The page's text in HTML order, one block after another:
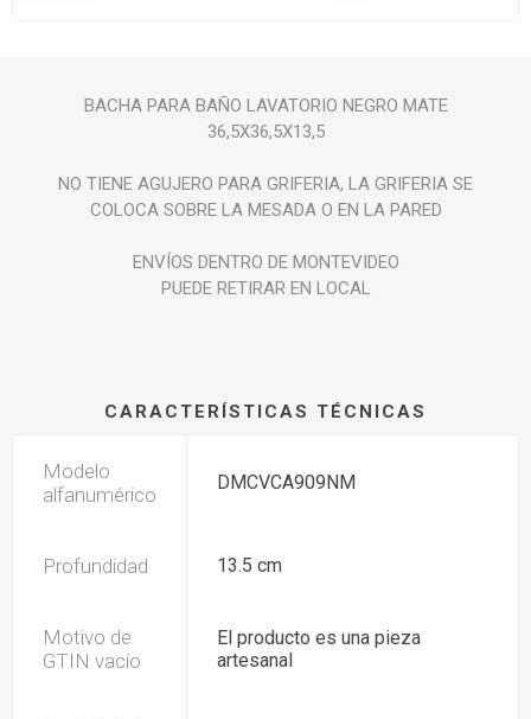
BACHA PARA BAÑO LAVATORIO NEGRO MATE
36,5X36,5X13,5
NO TIENE AGUJERO PARA GRIFERIA, LA GRIFERIA SE
COLOCA SOBRE LA MESADA O EN LA PARED
ENVÍOS DENTRO DE MONTEVIDEO
PUEDE RETIRAR EN LOCAL
CARACTERÍSTICAS TÉCNICAS
Modelo
alfanumérico
DMCVCA909NM
Profundidad 13.5 cm
Motivo de
GTIN vacío
El producto es una pieza
artesanal